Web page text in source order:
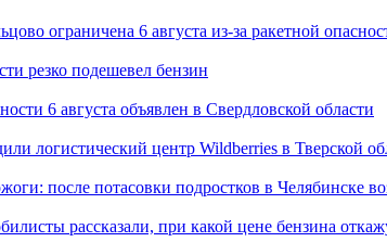
ограничена 6 августа из-за ракетной
резко подешевел бензин
6 августа объявлен в Свердловской области
логистический центр Wildberries в Тверской
после потасовки подростков в Челябинске
рассказали, при какой цене бензина